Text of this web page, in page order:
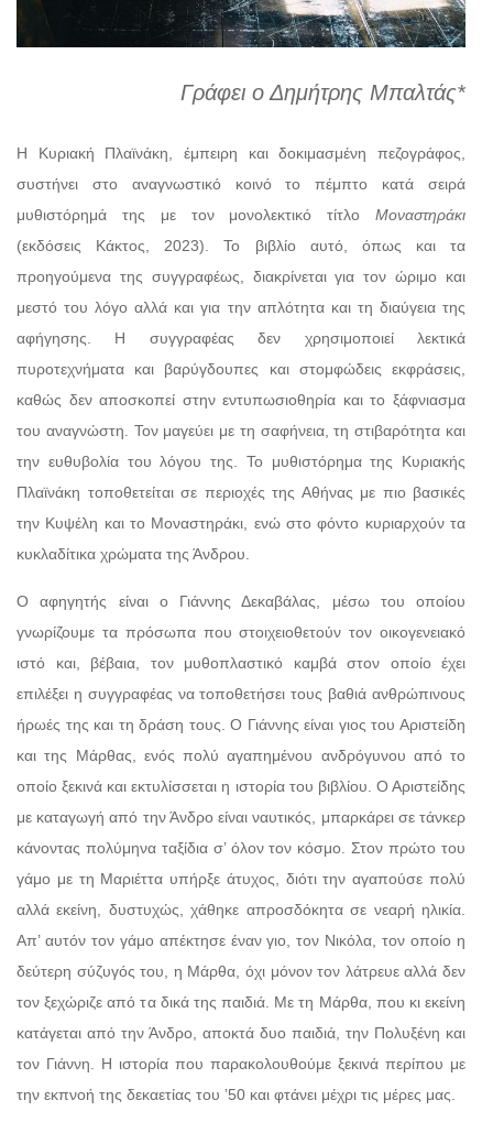
Γράφει ο Δημήτρης Μπαλτάς*
Η Κυριακή Πλαϊνάκη, έμπειρη και δοκιμασμένη πεζογράφος,
συστήνει στο αναγνωστικό κοινό το πέμπτο κατά σειρά
μυθιστόρημά της με τον μονολεκτικό τίτλο Μοναστηράκι
(εκδόσεις Κάκτος, 2023). Το βιβλίο αυτό, όπως και τα
προηγούμενα της συγγραφέως, διακρίνεται για τον ώριμο και
μεστό του λόγο αλλά και για την απλότητα και τη διαύγεια της
αφήγησης. Η συγγραφέας δεν χρησιμοποιεί λεκτικά
πυροτεχνήματα και βαρύγδουπες και στομφώδεις εκφράσεις,
καθώς δεν αποσκοπεί στην εντυπωσιοθηρία και το ξάφνιασμα
του αναγνώστη. Τον μαγεύει με τη σαφήνεια, τη στιβαρότητα και
την ευθυβολία του λόγου της. Το μυθιστόρημα της Κυριακής
Πλαϊνάκη τοποθετείται σε περιοχές της Αθήνας με πιο βασικές
την Κυψέλη και το Μοναστηράκι, ενώ στο φόντο κυριαρχούν τα
κυκλαδίτικα χρώματα της Άνδρου.
Ο αφηγητής είναι ο Γιάννης Δεκαβάλας, μέσω του οποίου
γνωρίζουμε τα πρόσωπα που στοιχειοθετούν τον οικογενειακό
ιστό και, βέβαια, τον μυθοπλαστικό καμβά στον οποίο έχει
επιλέξει η συγγραφέας να τοποθετήσει τους βαθιά ανθρώπινους
ήρωές της και τη δράση τους. Ο Γιάννης είναι γιος του Αριστείδη
και της Μάρθας, ενός πολύ αγαπημένου ανδρόγυνου από το
οποίο ξεκινά και εκτυλίσσεται η ιστορία του βιβλίου. Ο Αριστείδης
με καταγωγή από την Άνδρο είναι ναυτικός, μπαρκάρει σε τάνκερ
κάνοντας πολύμηνα ταξίδια σ’ όλον τον κόσμο. Στον πρώτο του
γάμο με τη Μαριέττα υπήρξε άτυχος, διότι την αγαπούσε πολύ
αλλά εκείνη, δυστυχώς, χάθηκε απροσδόκητα σε νεαρή ηλικία.
Απ’ αυτόν τον γάμο απέκτησε έναν γιο, τον Νικόλα, τον οποίο η
δεύτερη σύζυγός του, η Μάρθα, όχι μόνον τον λάτρευε αλλά δεν
τον ξεχώριζε από τα δικά της παιδιά. Με τη Μάρθα, που κι εκείνη
κατάγεται από την Άνδρο, αποκτά δυο παιδιά, την Πολυξένη και
τον Γιάννη. Η ιστορία που παρακολουθούμε ξεκινά περίπου με
την εκπνοή της δεκαετίας του ʼ50 και φτάνει μέχρι τις μέρες μας.